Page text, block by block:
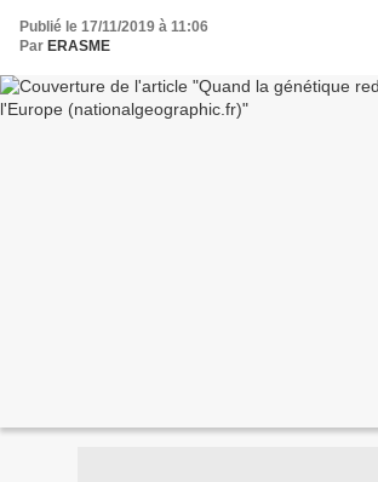
Publié le 17/11/2019 à 11:06
Par ERASME